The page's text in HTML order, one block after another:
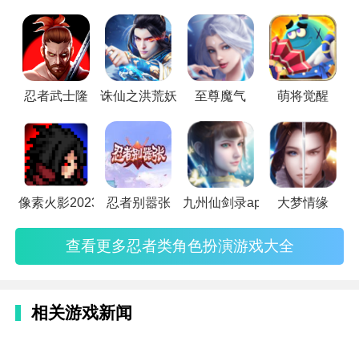
技能什幺都不消耗，只用等CD。
游戏特色
1、【实时竞技】
真人对战，极速匹配，拒绝拖沓随时开玩。两分钟一回
合，分分钟体验极致战斗，随时随地畅享对战乐趣。
2、【多元搭配】
几十种功能各异的球球、多位个性鲜明的少女角色，根
据每个角色特有的技能和球球进行组合，数百种搭配方
案，打造最强竞技阵容！
壁的忍者生活，非常爽快。这次去秀手游就为大家准备了忍者
类游戏大全，各种精美的忍者类游戏推荐。一起来看看有什么
好玩的忍者类游戏下载吧。
忍者武士隆 诛仙之洪荒妖神 至尊魔气 萌将觉醒
像素火影2023 忍者别嚣张 九州仙剑录app 大梦情缘
查看更多忍者类角色扮演游戏大全
相关游戏新闻